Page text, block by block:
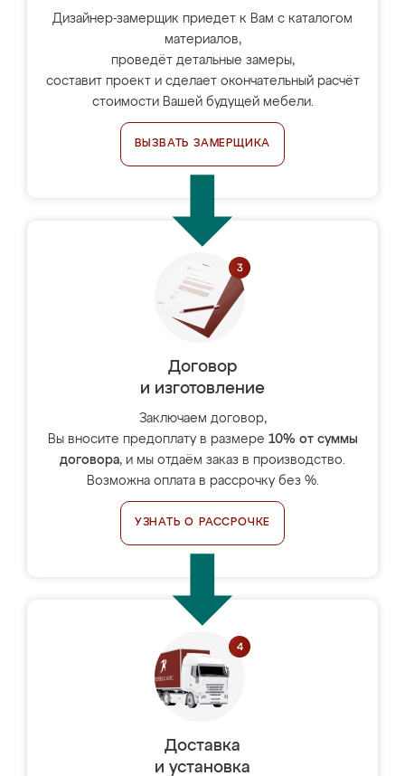
Дизайнер-замерщик приедет к Вам с каталогом
материалов,
проведёт детальные замеры,
составит проект и сделает окончательный расчёт
стоимости Вашей будущей мебели.
ВЫЗВАТЬ ЗАМЕРЩИКА
Договор
и изготовление
Заключаем договор,
Вы вносите предоплату в размере 10% от суммы
договора, и мы отдаём заказ в производство.
Возможна оплата в рассрочку без %.
УЗНАТЬ О РАССРОЧКЕ
Доставка
и установка